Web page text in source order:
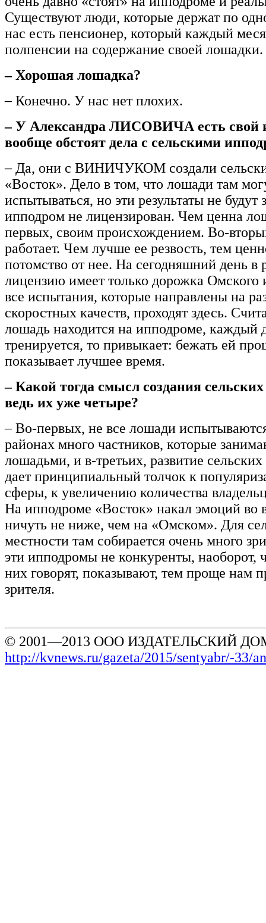
Существуют люди, которые держат по
нас есть пенсионер, который каждый
полпенсии на содержание своей лошадки.
– Хорошая лошадка?
– Конечно. У нас нет плохих.
– У Александра ЛИСОВИЧА есть свой
вообще обстоят дела с сельскими
– Да, они с ВИНИЧУКОМ создали
«Восток». Дело в том, что лошади там
испытываться, но эти результаты не будут
ипподром не лицензирован. Чем ценна
первых, своим происхождением. Во-
работает. Чем лучше ее резвость, тем
потомство от нее. На сегодняшний день в
лицензию имеет только дорожка
все испытания, которые направлены на
скоростных качеств, проходят здесь.
лошадь находится на ипподроме, каждый
тренируется, то привыкает: бежать ей
показывает лучшее время.
– Какой тогда смысл создания
ведь их уже четыре?
– Во-первых, не все лошади
районах много частников, которые
лошадьми, и в-третьих, развитие
дает принципиальный толчок к
сферы, к увеличению количества
На ипподроме «Восток» накал эмоций во
ничуть не ниже, чем на «Омском». Для
местности там собирается очень много
эти ипподромы не конкуренты, наоборот,
них говорят, показывают, тем проще нам
зрителя.
© 2001—2013 ООО ИЗДАТЕЛЬСКИЙ
http://kvnews.ru/gazeta/2015/sentyabr/-33/